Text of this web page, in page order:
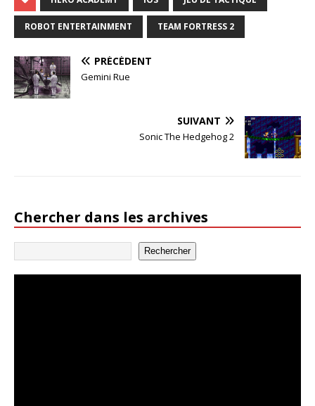
ROBOT ENTERTAINMENT TEAM FORTRESS 2
PRÉCÉDENT
Gemini Rue
SUIVANT
Sonic The Hedgehog 2
Chercher dans les archives
Rechercher